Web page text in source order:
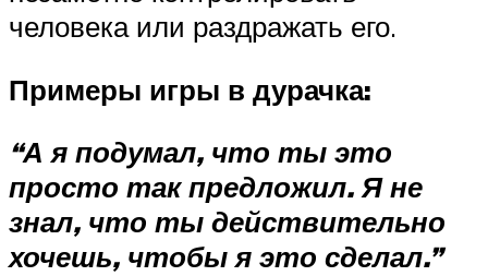
человека или раздражать его.
Примеры игры в дурачка:
“А я подумал, что ты это
просто так предложил. Я не
знал, что ты действительно
хочешь, чтобы я это сделал.”